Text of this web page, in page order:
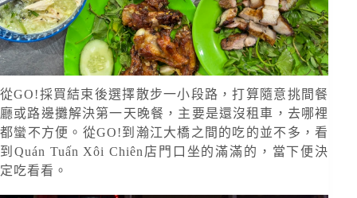
從GO!採買結束後選擇散步一小段路，打算隨意挑間餐
廳或路邊攤解決第一天晚餐，主要是還沒租車，去哪裡
都蠻不方便。從GO!到瀚江大橋之間的吃的並不多，看
到Quán Tuấn Xôi Chiên店門口坐的滿滿的，當下便決
定吃看看。